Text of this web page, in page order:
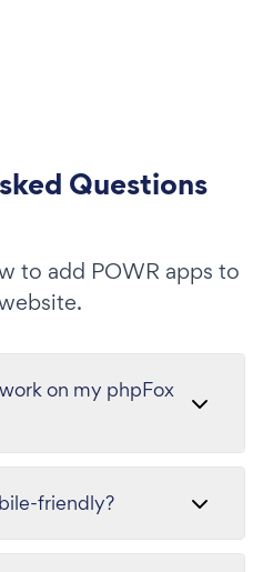
Questions
to add POWR apps to
on my phpFox
friendly?